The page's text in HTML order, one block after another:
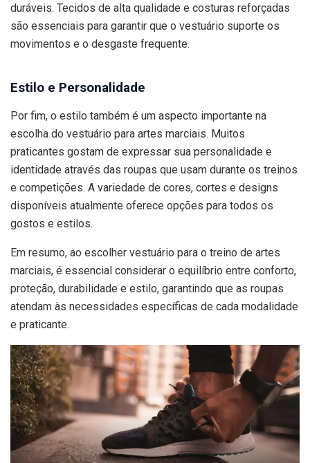
duráveis. Tecidos de alta qualidade e costuras reforçadas
são essenciais para garantir que o vestuário suporte os
movimentos e o desgaste frequente.
Estilo e Personalidade
Por fim, o estilo também é um aspecto importante na
escolha do vestuário para artes marciais. Muitos
praticantes gostam de expressar sua personalidade e
identidade através das roupas que usam durante os treinos
e competições. A variedade de cores, cortes e designs
disponíveis atualmente oferece opções para todos os
gostos e estilos.
Em resumo, ao escolher vestuário para o treino de artes
marciais, é essencial considerar o equilíbrio entre conforto,
proteção, durabilidade e estilo, garantindo que as roupas
atendam às necessidades específicas de cada modalidade
e praticante.